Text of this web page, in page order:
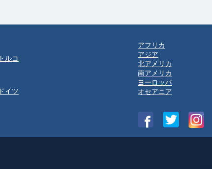
トルコ
ドイツ
アフリカ
アジア
北アメリカ
南アメリカ
ヨーロッパ
オセアニア